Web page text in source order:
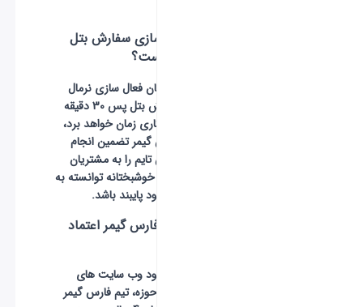
زمان فعال سازی سفارش بتل
به طور کلی زمان فعال سازی نرمال
برای هر سفارش بتل پس 30 دقیقه
الی 5 ساعت کاری زمان خواهد برد،
فروشگاه فارس گیمر تضمین انجام
سفارش در این تایم را به مشتریان
خود میدهد و خوشبختانه توانسته به
چرا باید به فارس گیمر اعتماد
با توجه به وجود وب سایت های
متعدد در این حوزه، تیم فارس گیمر